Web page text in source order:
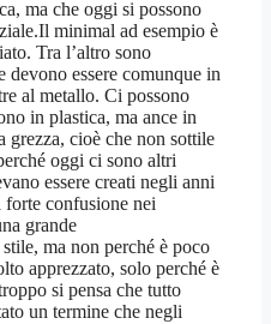
ma che oggi si possono
minimal ad esempio è
Tra l’altro sono
essere comunque in
al metallo. Ci possono
in plastica, ma ance in
grezza, cioè che non sottile
oggi ci sono altri
essere creati negli anni
forte confusione nei
grande
ma non perché è poco
apprezzato, solo perché è
si pensa che tutto
un termine che negli